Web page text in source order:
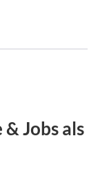
Jobs als